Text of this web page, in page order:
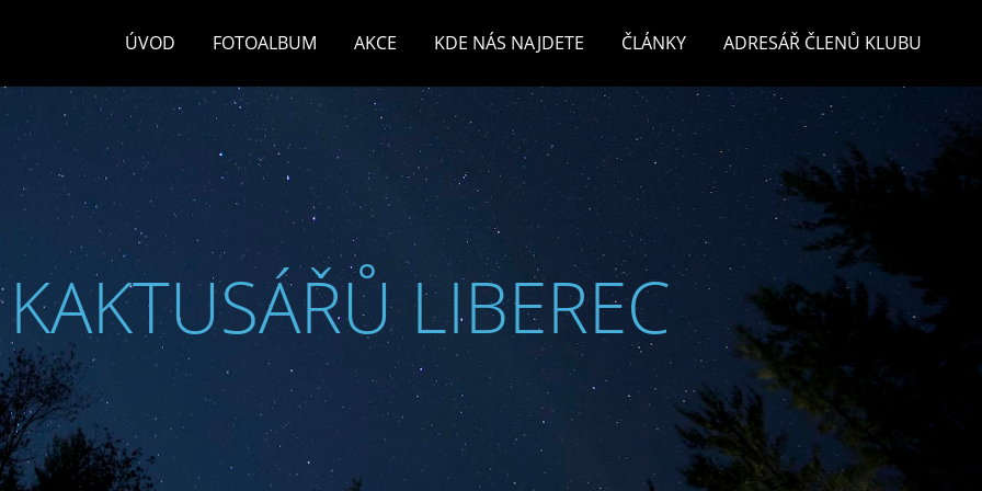
ÚVOD FOTOALBUM AKCE KDE NÁS NAJDETE ČLÁNKY ADRESÁŘ ČLENŮ KLUBU
LIBEREC